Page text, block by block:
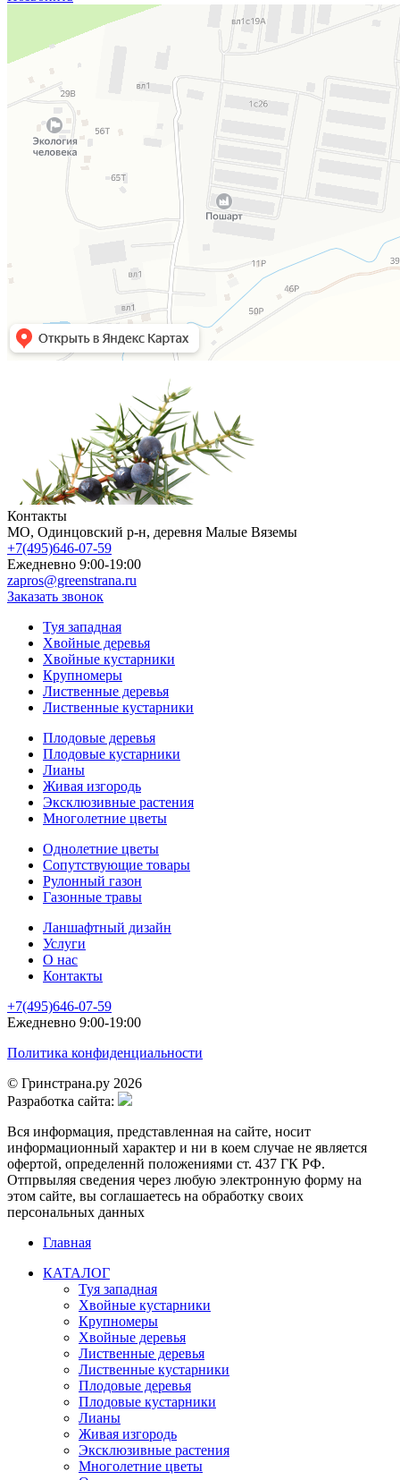
Контакты
МO, Одинцовский р-н, деревня Малые Вяземы
+7(495)646-07-59
Ежедневно 9:00-19:00
zapros@greenstrana.ru
Заказать звонок
Туя западная
Хвойные деревья
Хвойные кустарники
Крупномеры
Лиственные деревья
Лиственные кустарники
Плодовые деревья
Плодовые кустарники
Лианы
Живая изгородь
Эксклюзивные растения
Многолетние цветы
Однолетние цветы
Сопутствующие товары
Рулонный газон
Газонные травы
Ланшафтный дизайн
Услуги
О нас
Контакты
+7(495)646-07-59
Ежедневно 9:00-19:00
Политика конфиденциальности
© Гринстрана.ру 2026
Разработка сайта:
Вся информация, представленная на сайте, носит
информационный характер и ни в коем случае не является
офертой, определеннй положениями ст. 437 ГК РФ.
Отпрвыляя сведения через любую электронную форму на
этом сайте, вы соглашаетесь на обработку своих
персональных данных
Главная
КАТАЛОГ
Туя западная
Хвойные кустарники
Крупномеры
Хвойные деревья
Лиственные деревья
Лиственные кустарники
Плодовые деревья
Плодовые кустарники
Лианы
Живая изгородь
Эксклюзивные растения
Многолетние цветы